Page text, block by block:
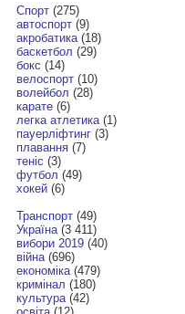
Спорт(275)
автоспорт(9)
акробатика(18)
баскетбол (29)
бокс (14)
велоспорт(10)
волейбол (28)
карате(6)
легка атлетика(1)
пауерліфтинг(3)
плавання(7)
теніс (3)
футбол (49)
хокей(6)
Транспорт(49)
Україна(3 411)
вибори 2019(40)
війна(696)
економіка(479)
кримінал (180)
культура(42)